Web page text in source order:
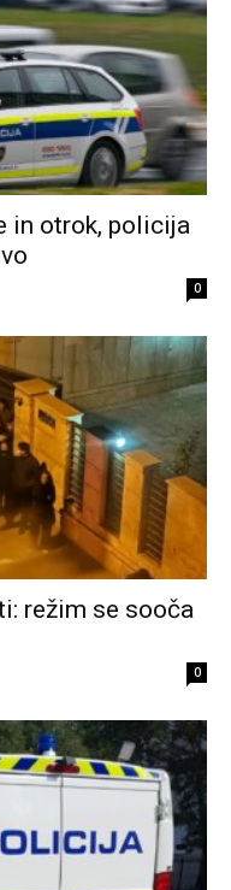
in otrok, policija
0
režim se sooča
0